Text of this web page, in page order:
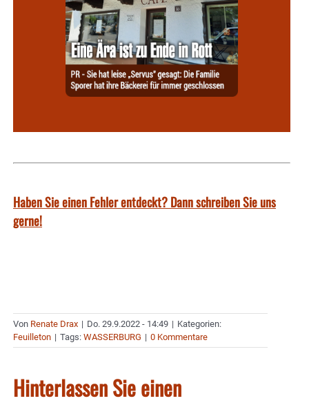
Haben Sie einen Fehler entdeckt? Dann schreiben Sie uns
gerne!
Von Renate Drax | Do. 29.9.2022 - 14:49 | Kategorien:
Feuilleton | Tags: WASSERBURG | 0 Kommentare
Hinterlassen Sie einen